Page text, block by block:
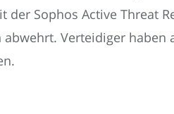
der Sophos Active Threat
Verteidiger haben